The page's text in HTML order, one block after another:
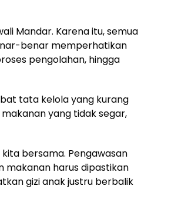
Mandar. Karena itu, semua
benar memperhatikan
pengolahan, hingga
tata kelola yang kurang
yang tidak segar,
bersama. Pengawasan
makanan harus dipastikan
gizi anak justru berbalik